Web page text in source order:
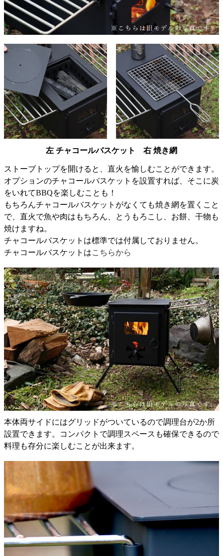
左 チャコールバスケット 右 焼き網
ストーブトップを開けると、直火を愉しむことができます。
オプションのチャコールバスケットを設置すれば、そこに炭
をいれてBBQを楽しむことも！
もちろんチャコールバスケットがなくても焼き網を置くこと
で、直火で魚や肉はもちろん、とうもろこし、お餅、干物も
焼けますね。
チャコールバスケットは標準では付属しておりません。
チャコールバスケットはこちらから
本体両サイドにはグリッドがついているので調理台が2か所
設置できます。コンパクトで調理スペースも確保できるので
料理も存分に楽しむことが出来ます。